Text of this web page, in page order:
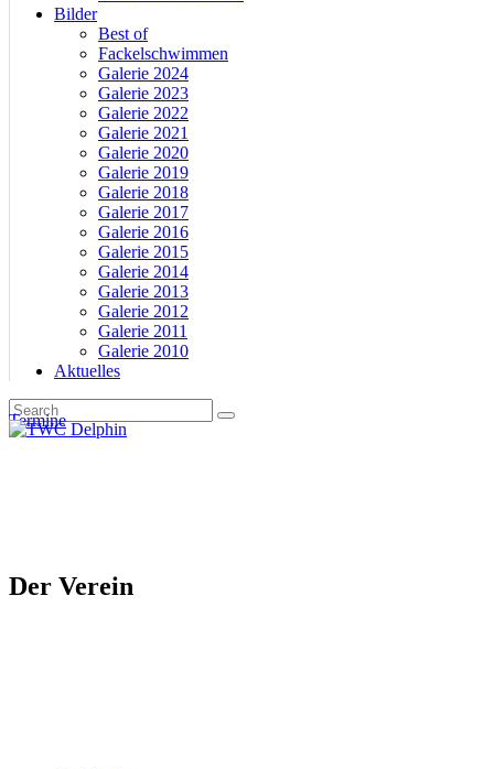
Bilder
Best of
Fackelschwimmen
Galerie 2024
Galerie 2023
Galerie 2022
Galerie 2021
Galerie 2020
Galerie 2019
Galerie 2018
Galerie 2017
Galerie 2016
Galerie 2015
Galerie 2014
Galerie 2013
Galerie 2012
Galerie 2011
Galerie 2010
Aktuelles
Termine
Der Verein